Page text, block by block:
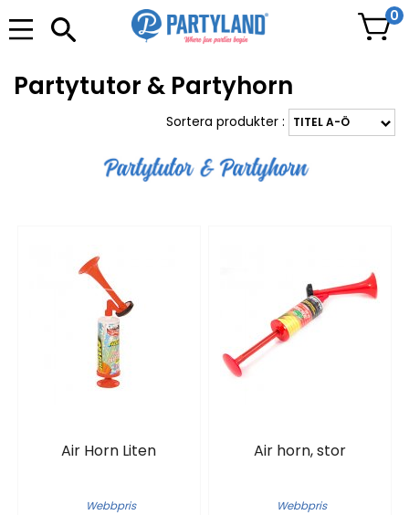
0
Partytutor & Partyhorn
Sortera produkter :
Air Horn Liten
Webbpris
Air horn, stor
Webbpris